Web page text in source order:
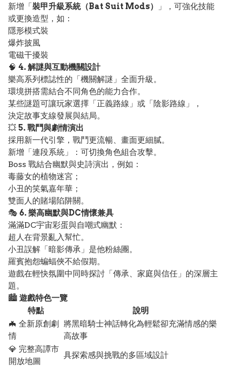
新增「裝甲升級系統（Bat Suit Mods）
」，可強化技能
或更換造型，如：
隱形模式裝
爆炸披風
電磁干擾裝
🧠 4. 解謎與互動機關設計
樂高系列標誌性的「機關解謎」全面升級。
環境拼搭需結合不同角色的能力合作。
某些謎題可讓玩家選擇「正義路線」或「陰影路線」，
決定故事支線發展與結局。
💥 5. 戰鬥與劇情演出
採用新一代引擎，戰鬥更流暢、畫面更細膩。
新增「連段系統」：可切換角色組合攻擊。
Boss 戰結合幽默與史詩演出，例如：
毒藤女的植物迷宮；
小丑的笑氣嘉年華；
雙面人的賭場陷阱關。
🎭 6. 樂高幽默與DC情懷兼具
滿滿DC宇宙彩蛋與自嘲式幽默：
超人在背景亂入幫忙。
小丑誤解「暗影傳承」是他粉絲團。
羅賓抱怨蝙蝠俠不給假期。
遊戲在輕快氛圍中同時探討「傳承、家庭與信任」的深層主
題。
🏙️ 遊戲特色一覽
特點
說明
🦇 全新原創劇
情
將黑暗騎士神話轉化為輕鬆卻充滿情感的樂
高故事
💎 完整高譚市
開放地圖
具探索感與挑戰的多區域設計